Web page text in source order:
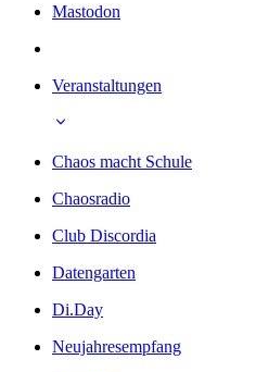
Mastodon
Veranstaltungen
Chaos macht Schule
Chaosradio
Club Discordia
Datengarten
Di.Day
Neujahresempfang